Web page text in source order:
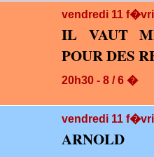
vendredi 11
IL VAUT
POUR DES
20h30 - 8 / 6 �
vendredi 11
ARNOLD